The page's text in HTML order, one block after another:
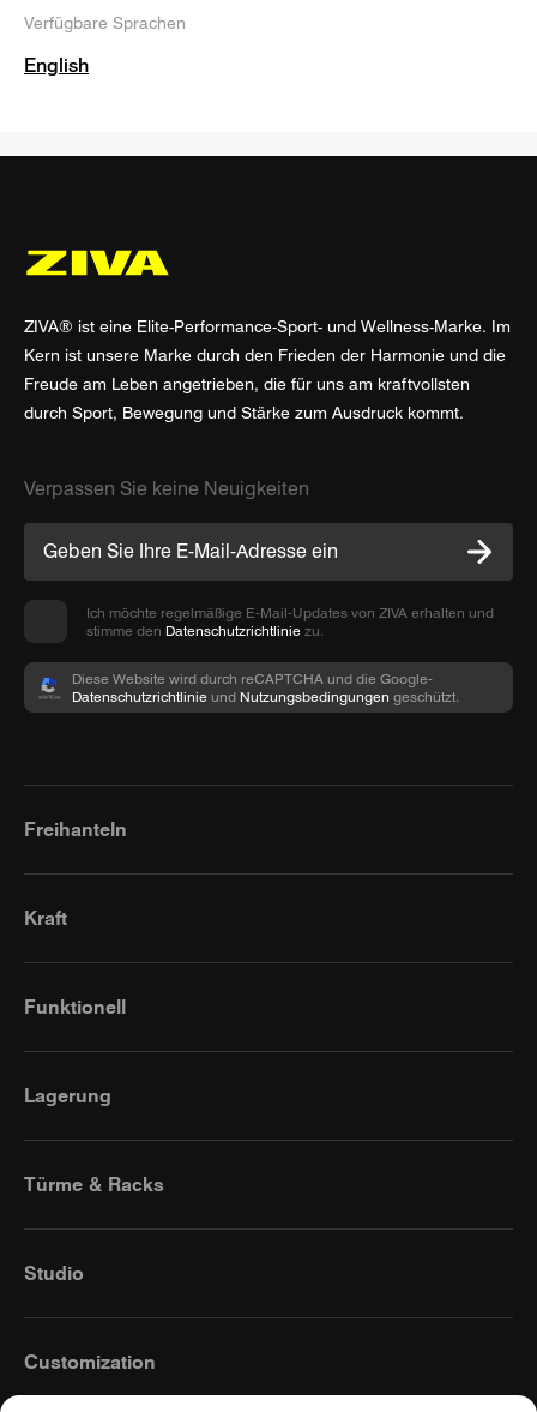
Verfügbare Sprachen
English
ZIVA® ist eine Elite-Performance-Sport- und Wellness-Marke. Im
Kern ist unsere Marke durch den Frieden der Harmonie und die
Freude am Leben angetrieben, die für uns am kraftvollsten
durch Sport, Bewegung und Stärke zum Ausdruck kommt.
Verpassen Sie keine Neuigkeiten
Ich möchte regelmäßige E-Mail-Updates von ZIVA erhalten und
stimme den Datenschutzrichtlinie zu.
Diese Website wird durch reCAPTCHA und die Google-
Datenschutzrichtlinie und Nutzungsbedingungen geschützt.
Freihanteln
Kraft
Funktionell
Lagerung
Türme & Racks
Studio
Customization